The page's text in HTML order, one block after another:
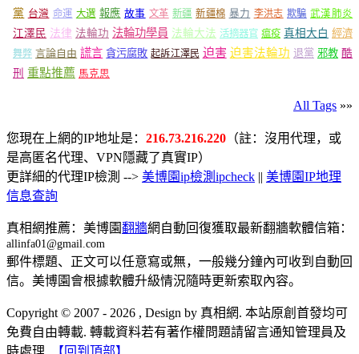
黨 台灣 命運 大選 報應 故事 文革 新疆 新疆棉 暴力 李洪志 欺騙 武漢肺炎
江澤民 法律 法輪功 法輪功學員 法輪大法 活摘器官 瘟疫 真相大白 經濟
舞弊 言論自由 謊言 貪污腐敗 起訴江澤民 迫害 迫害法輪功 退黨 邪教 酷
刑 重點推薦 馬克思
All Tags »»
您現在上網的IP地址是： 216.73.216.220 （註：沒用代理，或
是高匿名代理、VPN隱藏了真實IP）
更詳細的代理IP檢測 --> 美博園ip檢測ipcheck || 美博園IP地理
信息查詢
真相網推薦：美博園翻牆網自動回復獲取最新翻牆軟體信箱：
allinfa01@gmail.com
郵件標題、正文可以任意寫或無，一般幾分鐘內可收到自動回
信。美博園會根據軟體升級情況隨時更新索取內容。
Copyright © 2007 - 2026 , Design by 真相網. 本站原創首發均可
免費自由轉載. 轉載資料若有著作權問題請留言通知管理員及
時處理.
【回到頂部】